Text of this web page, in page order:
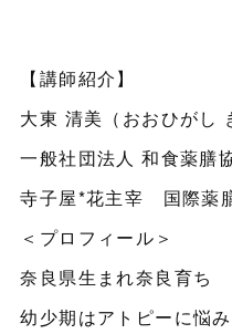
【講師紹介】
大東 清美（おおひがし
一般社団法人 和食薬膳
寺子屋*花主宰 国際薬
＜プロフィール＞
奈良県生まれ奈良育ち
幼少期はアトピーに悩